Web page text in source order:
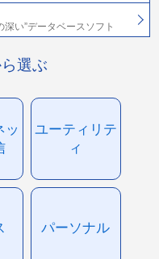
い”データベースソフト
選ぶ
ッ
ユーティリテ
ィ
パーソナル